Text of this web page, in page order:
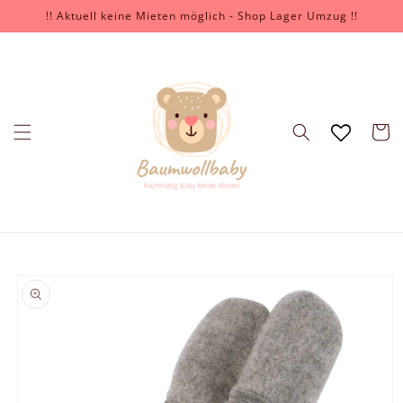
контенту
!! Aktuell keine Mieten möglich - Shop Lager Umzug !!
информации
о продукте